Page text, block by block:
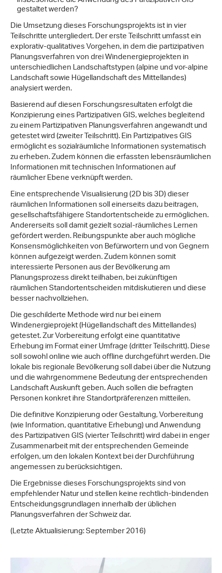
gestaltet werden?
Die Umsetzung dieses Forschungsprojekts ist in vier
Teilschritte untergliedert. Der erste Teilschritt umfasst ein
explorativ-qualitatives Vorgehen, in dem die partizipativen
Planungsverfahren von drei Windenergieprojekten in
unterschiedlichen Landschaftstypen (alpine und vor-alpine
Landschaft sowie Hügellandschaft des Mittellandes)
analysiert werden.
Basierend auf diesen Forschungsresultaten erfolgt die
Konzipierung eines Partizipativen GIS, welches begleitend
zu einem Partizipativen Planungsverfahren angewandt und
getestet wird (zweiter Teilschritt). Ein Partizipatives GIS
ermöglicht es sozialräumliche Informationen systematisch
zu erheben. Zudem können die erfassten lebensräumlichen
Informationen mit technischen Informationen auf
räumlicher Ebene verknüpft werden.
Eine entsprechende Visualisierung (2D bis 3D) dieser
räumlichen Informationen soll einerseits dazu beitragen,
gesellschaftsfähigere Standortentscheide zu ermöglichen.
Andererseits soll damit gezielt sozial-räumliches Lernen
gefördert werden. Reibungspunkte aber auch mögliche
Konsensmöglichkeiten von Befürwortern und von Gegnern
können aufgezeigt werden. Zudem können somit
interessierte Personen aus der Bevölkerung am
Planungsprozess direkt teilhaben, bei zukünftigen
räumlichen Standortentscheiden mitdiskutieren und diese
besser nachvollziehen.
Die geschilderte Methode wird nur bei einem
Windenergieprojekt (Hügellandschaft des Mittellandes)
getestet. Zur Vorbereitung erfolgt eine quantitative
Erhebung im Format einer Umfrage (dritter Teilschritt). Diese
soll sowohl online wie auch offline durchgeführt werden. Die
lokale bis regionale Bevölkerung soll dabei über die Nutzung
und die wahrgenommene Bedeutung der entsprechenden
Landschaft Auskunft geben. Auch sollen die befragten
Personen konkret ihre Standortpräferenzen mitteilen.
Die definitive Konzipierung oder Gestaltung, Vorbereitung
(wie Information, quantitative Erhebung) und Anwendung
des Partizipativen GIS (vierter Teilschritt) wird dabei in enger
Zusammenarbeit mit der entsprechenden Gemeinde
erfolgen, um den lokalen Kontext bei der Durchführung
angemessen zu berücksichtigen.
Die Ergebnisse dieses Forschungsprojekts sind von
empfehlender Natur und stellen keine rechtlich-bindenden
Entscheidungsgrundlagen innerhalb der üblichen
Planungsverfahren der Schweiz dar.
(Letzte Aktualisierung: September 2016)